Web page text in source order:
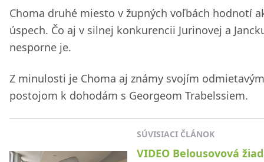
Choma druhé miesto v župných voľbách hodnotí
úspech. Čo aj v silnej konkurencii Jurinovej a
nesporne je.
Z minulosti je Choma aj známy svojím odmietavým
postojom k dohodám s Georgeom Trabelssiem.
SÚVISIACI ČLÁNOK
VIDEO Belousovová